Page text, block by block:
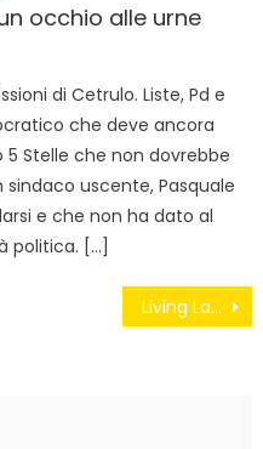
occhio alle urne
di Cetrulo. Liste, Pd e
che deve ancora
Stelle che non dovrebbe
uscente, Pasquale
e che non ha dato al
politica. […]
Living Lab. Ariano capofila per la valorizzazione del territorio